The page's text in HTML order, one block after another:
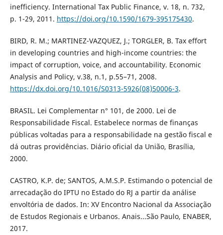
inefficiency. International Tax Public Finance, v. 18, n. 732,
p. 1-29, 2011. https://doi.org/10.1590/1679-395175430.
BIRD, R. M.; MARTINEZ-VAZQUEZ, J.; TORGLER, B. Tax effort
in developing countries and high-income countries: the
impact of corruption, voice, and accountability. Economic
Analysis and Policy, v.38, n.1, p.55–71, 2008.
https://dx.doi.org/10.1016/S0313-5926(08)50006-3.
BRASIL. Lei Complementar n° 101, de 2000. Lei de
Responsabilidade Fiscal. Estabelece normas de finanças
públicas voltadas para a responsabilidade na gestão fiscal e
dá outras providências. Diário oficial da União, Brasília,
2000.
CASTRO, K.P. de; SANTOS, A.M.S.P. Estimando o potencial de
arrecadação do IPTU no Estado do RJ a partir da análise
envoltória de dados. In: XV Encontro Nacional da Associação
de Estudos Regionais e Urbanos. Anais...São Paulo, ENABER,
2017.